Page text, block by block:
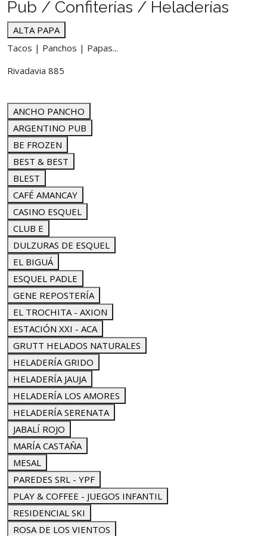
Pub / Confiterías / Heladerías
ALTA PAPA
Tacos | Panchos | Papas...
Rivadavia 885
ANCHO PANCHO
ARGENTINO PUB
BE FROZEN
BEST & BEST
BLEST
CAFÉ AMANCAY
CASINO ESQUEL
CLUB E
DULZURAS DE ESQUEL
EL BIGUÁ
ESQUEL PADLE
GENE REPOSTERÍA
EL TROCHITA - AXION
ESTACIÓN XXI - ACA
GRUTT HELADOS NATURALES
HELADERÍA GRIDO
HELADERÍA JAUJA
HELADERÍA LOS AMORES
HELADERÍA SERENATA
JABALÍ ROJO
MARÍA CASTAÑA
MESAL
PAREDES SRL - YPF
PLAY & COFFEE - JUEGOS INFANTIL
RESIDENCIAL SKI
ROSA DE LOS VIENTOS